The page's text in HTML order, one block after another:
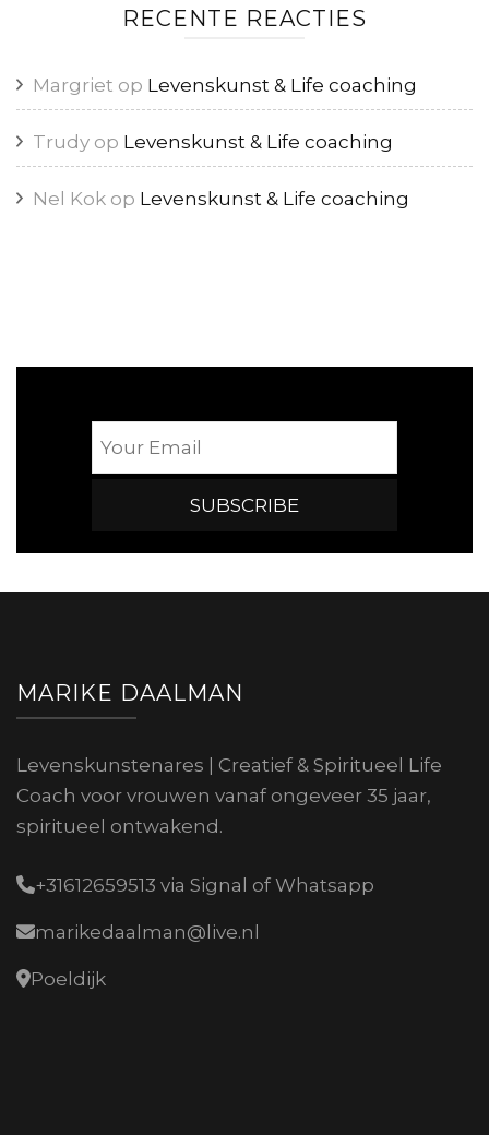
RECENTE REACTIES
Margriet op Levenskunst & Life coaching
Trudy op Levenskunst & Life coaching
Nel Kok op Levenskunst & Life coaching
MARIKE DAALMAN
Levenskunstenares | Creatief & Spiritueel Life
Coach voor vrouwen vanaf ongeveer 35 jaar,
spiritueel ontwakend.
+31612659513 via Signal of Whatsapp
marikedaalman@live.nl
Poeldijk